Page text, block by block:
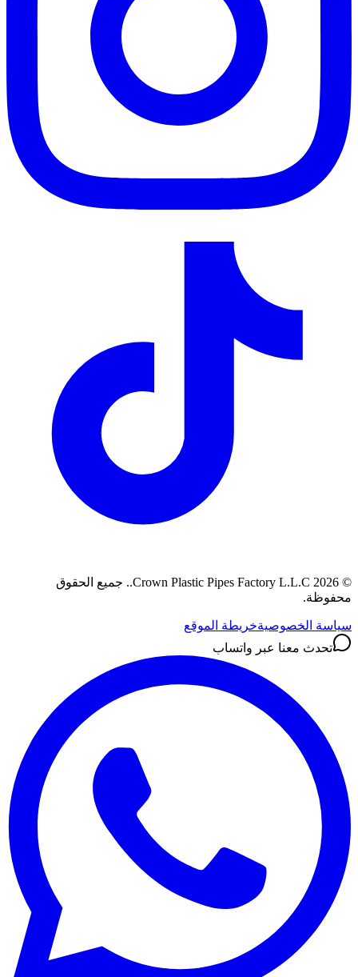
©
2026
Crown Plastic Pipes Factory L.L.C.
. جميع الحقوق
محفوظة.
سياسة الخصوصيةخريطة الموقع
تحدث معنا عبر واتساب